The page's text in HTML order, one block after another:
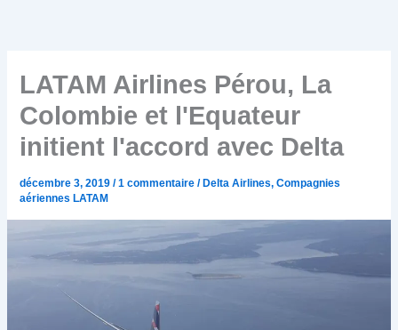
LATAM Airlines Pérou, La
Colombie et l'Equateur
initient l'accord avec Delta
décembre 3, 2019/1 commentaire / Delta Airlines,Compagnies
aériennes LATAM